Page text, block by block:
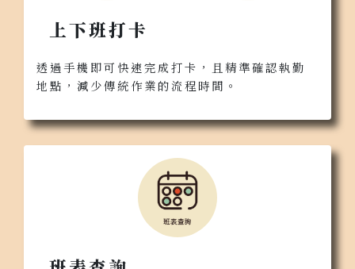
上下班打卡
透過手機即可快速完成打卡，且精準確認執勤
地點，減少傳統作業的流程時間。